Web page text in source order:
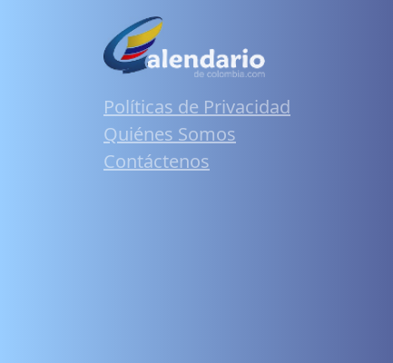
Políticas de Privacidad
Quiénes Somos
Contáctenos